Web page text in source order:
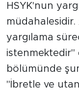
HSYK'nun
müdahalesidir.
yargılama
istenmektedir"
bölümünde
"İbretle ve